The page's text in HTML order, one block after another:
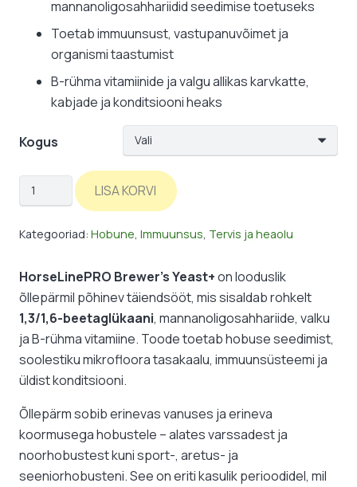
44,99 €
mannanoligosahhariidid seedimise toetuseks
Toetab immuunsust, vastupanuvõimet ja
organismi taastumist
B-rühma vitamiinide ja valgu allikas karvkatte,
kabjade ja konditsiooni heaks
Kogus
HorseLinePro:
Brewer’s
Yeast+
õllepärm
beetaglükaaniga
hobuse
seedimise
ja
immuunsuse
kogus
LISA KORVI
Kategooriad: Hobune, Immuunsus, Tervis ja heaolu
HorseLinePRO Brewer’s Yeast+on looduslik
õllepärmil põhinev täiendsööt, mis sisaldab rohkelt
1,3/1,6-beetaglükaani, mannanoligosahhariide, valku
ja B-rühma vitamiine. Toode toetab hobuse seedimist,
soolestiku mikrofloora tasakaalu, immuunsüsteemi ja
üldist konditsiooni.
Õllepärm sobib erinevas vanuses ja erineva
koormusega hobustele – alates varssadest ja
noorhobustest kuni sport-, aretus- ja
seeniorhobusteni. See on eriti kasulik perioodidel, mil